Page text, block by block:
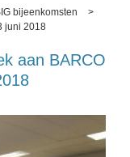
bijeenkomsten
>
juni 2018
aan BARCO